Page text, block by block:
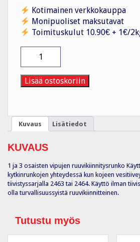
Kotimainen verkkokauppa
Monipuoliset maksutavat
Toimituskulut 10.90€ + 1€/
os
vipurunko,
ruuvikiin
Lisää ostoskoriin
Kuvaus Lisätiedot
KUVAUS
1 ja 3 osaisten vipujen ruuvikiinnitysrunko
kytkinrunkojen yhteydessä kun kojeen
tiivistyssarjalla 2463 tai 2464. Käyttö ilman
olla turvallisuussyistä ruuvikiinnitteinen.
Tutustu myös